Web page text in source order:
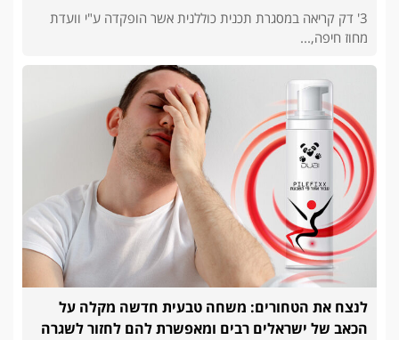
3' דק קריאה במסגרת תכנית כוללנית אשר הופקדה ע"י וועדת
מחוז חיפה,...
לנצח את הטחורים: משחה טבעית חדשה מקלה על
הכאב של ישראלים רבים ומאפשרת להם לחזור לשגרה